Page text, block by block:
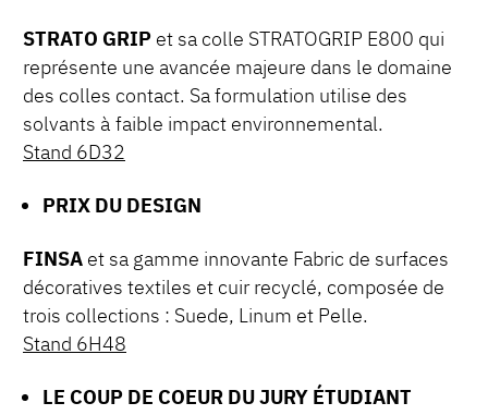
STRATO GRIP et sa colle STRATOGRIP E800 qui
représente une avancée majeure dans le domaine
des colles contact. Sa formulation utilise des
solvants à faible impact environnemental.
Stand 6D32
PRIX DU DESIGN
FINSA et sa gamme innovante Fabric de surfaces
décoratives textiles et cuir recyclé, composée de
trois collections : Suede, Linum et Pelle.
Stand 6H48
LE COUP DE COEUR DU JURY ÉTUDIANT